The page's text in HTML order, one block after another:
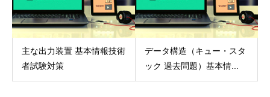
主な出力装置 基本情報技術
者試験対策
データ構造（キュー・スタ
ック 過去問題）基本情...